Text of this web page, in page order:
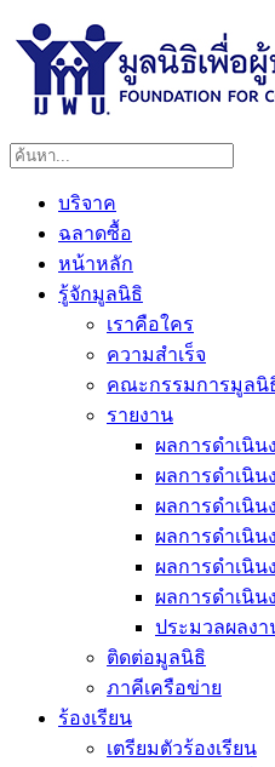
บริจาค
ฉลาดซื้อ
หน้าหลัก
รู้จักมูลนิธิ
เราคือใคร
ความสำเร็จ
คณะกรรมการมูลนิ
รายงาน
ผลการดำเนิน
ผลการดำเนิน
ผลการดำเนิน
ผลการดำเนิน
ผลการดำเนิน
ผลการดำเนิน
ประมวลผลงา
ติดต่อมูลนิธิ
ภาคีเครือข่าย
ร้องเรียน
เตรียมตัวร้องเรียน